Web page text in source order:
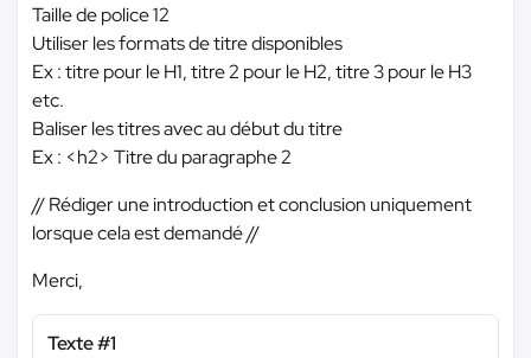
Taille de police 12
Utiliser les formats de titre disponibles
Ex : titre pour le H1, titre 2 pour le H2, titre 3 pour le H3
etc.
Baliser les titres avec au début du titre
Ex : <h2> Titre du paragraphe 2
// Rédiger une introduction et conclusion uniquement
lorsque cela est demandé //
Merci,
Texte #1